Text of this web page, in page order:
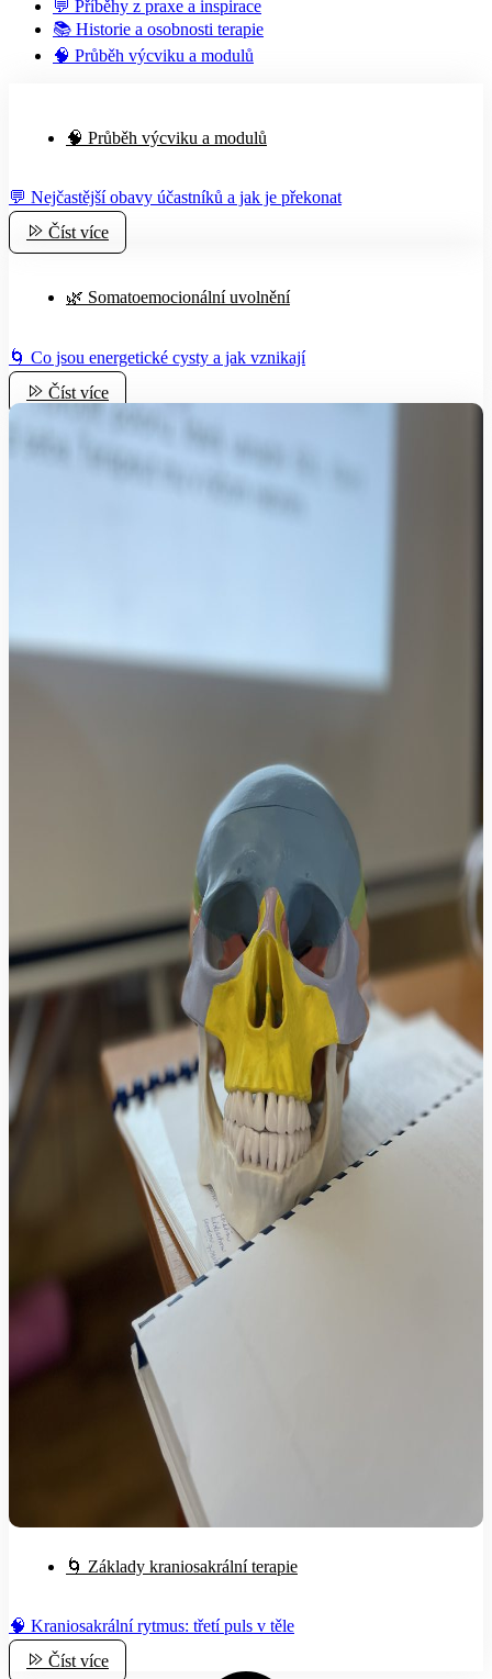
💬 Příběhy z praxe a inspirace
📚 Historie a osobnosti terapie
🧠 Průběh výcviku a modulů
🧠 Průběh výcviku a modulů
💬 Nejčastější obavy účastníků a jak je překonat
Číst více
🌿 Somatoemocionální uvolnění
🌀 Co jsou energetické cysty a jak vznikají
Číst více
🌀 Základy kraniosakrální terapie
🧠 Kraniosakrální rytmus: třetí puls v těle
Číst více